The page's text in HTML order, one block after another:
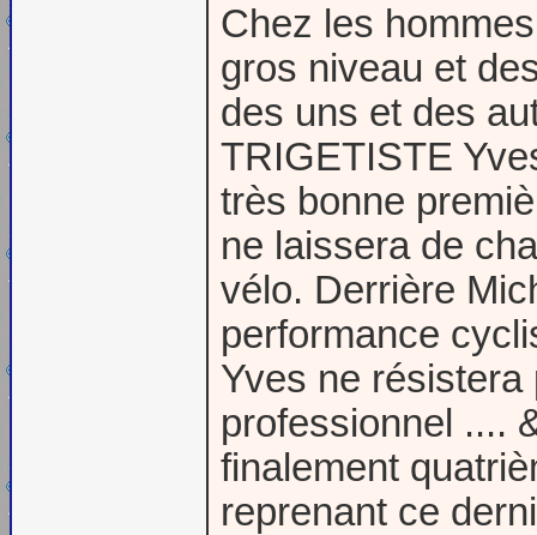
Chez les
gros niveau et
des uns et des
TRIGETISTE
très bonne
ne laissera de
vélo. Derrière
performance
Yves ne
professionnel ....
finalement
reprenant ce